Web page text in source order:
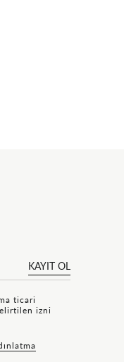
KAYIT OL
ticari
izni